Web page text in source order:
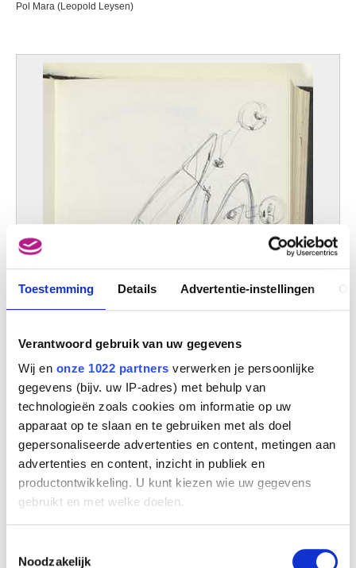
Toestemming Details Advertentie-instellingen
Verantwoord gebruik van uw gegevens
Wij en onze 1022 partners verwerken je persoonlijke
gegevens (bijv. uw IP-adres) met behulp van
technologieën zoals cookies om informatie op uw
apparaat op te slaan en te gebruiken met als doel
gepersonaliseerde advertenties en content, metingen aan
advertenties en content, inzicht in publiek en
productontwikkeling. U kunt kiezen wie uw gegevens
gebruikt en met welke doelen.
Informatie verzamelen over uw geografische
Noodzakelijk
Pol Mara (Leopold Leysen)
Schetsboek
Pol Mara (Leopold Leysen)